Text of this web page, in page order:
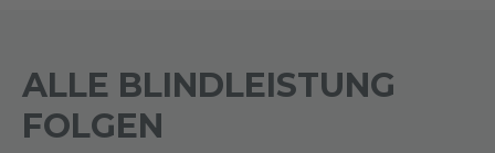
ALLE BLINDLEISTUNG
FOLGEN